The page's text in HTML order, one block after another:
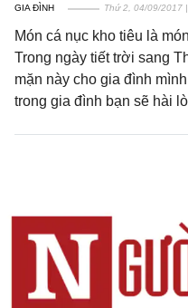
GIA ĐÌNH Thứ 2, 04/09/2017
Món cá nục kho tiêu là
Trong ngày tiết trời sang
mặn này cho gia đình
trong gia đình bạn sẽ hài